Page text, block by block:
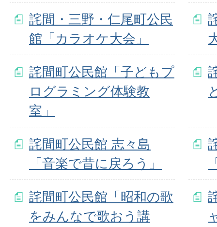
詫間・三野・仁尾町公民
館「カラオケ大会」
詫間町公民館「子どもプ
ログラミング体験教
室」
詫間町公民館 志々島
「音楽で昔に戻ろう」
詫間町公民館「昭和の歌
をみんなで歌おう講